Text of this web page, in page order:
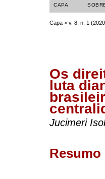
CAPA
Capa > v. 8, n. 1
Os
luta
Jucimeri
Resumo